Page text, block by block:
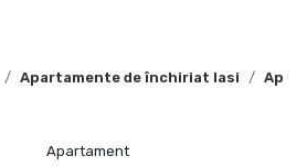
Apartamente de închiriat Iasi
noi, masina de spalat si
AC, pentru sezonul de vara. Nu
companie ! Oferta se preteaza doar
de minim 12 luni calenderistice. Se
Apartament